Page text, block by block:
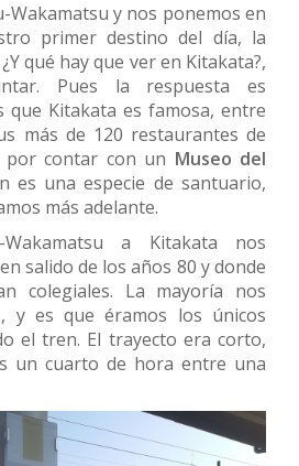
y nos ponemos en
primer destino del día, la
qué hay que ver en Kitakata?,
Pues la respuesta es
que Kitakata es famosa, entre
más de 120 restaurantes de
por contar con un Museo del
es una especie de santuario,
más adelante.
a Kitakata nos
salido de los años 80 y donde
colegiales. La mayoría nos
y es que éramos los únicos
el tren. El trayecto era corto,
un cuarto de hora entre una